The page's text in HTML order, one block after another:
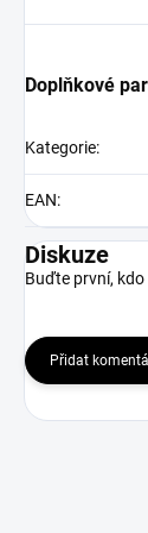
Doplňkové
Kategorie:
EAN:
Diskuze
Buďte první,
Přidat